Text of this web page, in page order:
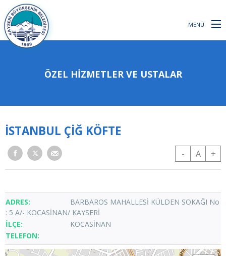
MENÜ
ÖZEL HİZMETLER VE USTALAR
İSTANBUL ÇİĞ KÖFTE
- A +
BARBAROS MAHALLESİ KÜLDEN SOKAĞI No
: 5 A/- KOCASİNAN/ KAYSERİ
KOCASİNAN